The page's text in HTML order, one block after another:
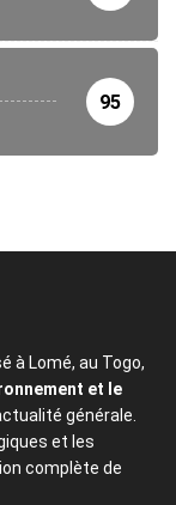
95
à Lomé, au Togo,
et le
générale.
et les
complète de